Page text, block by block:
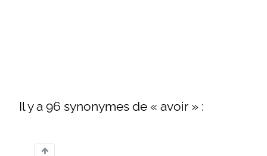
Il y a 96 synonymes de « avoir » :